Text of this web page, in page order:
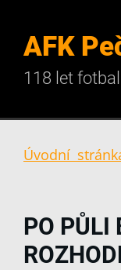
AFK
118 let
Úvodní
PO PŮLI